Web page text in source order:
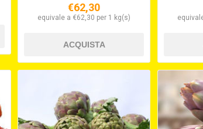
€62,30
equivale a €62,30 per 1 kg(s)